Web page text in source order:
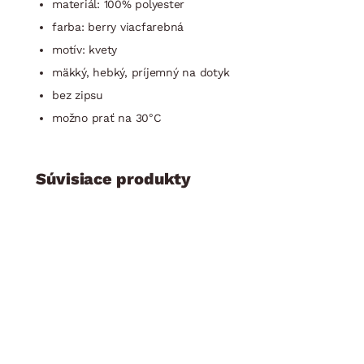
materiál: 100% polyester
farba: berry viacfarebná
motív: kvety
mäkký, hebký, príjemný na dotyk
bez zipsu
možno prať na 30°C
Súvisiace produkty